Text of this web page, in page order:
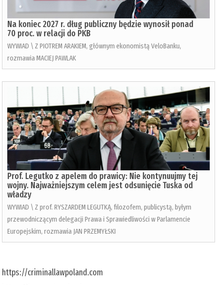
Na koniec 2027 r. dług publiczny będzie wynosił ponad
70 proc. w relacji do PKB
WYWIAD \ Z PIOTREM ARAKIEM, głównym ekonomistą VeloBanku,
rozmawia MACIEJ PAWLAK
Prof. Legutko z apelem do prawicy: Nie kontynuujmy tej
wojny. Najważniejszym celem jest odsunięcie Tuska od
władzy
WYWIAD \ Z prof. RYSZARDEM LEGUTKĄ, filozofem, publicystą, byłym
przewodniczącym delegacji Prawa i Sprawiedliwości w Parlamencie
Europejskim, rozmawia JAN PRZEMYŁSKI
https://criminallawpoland.com